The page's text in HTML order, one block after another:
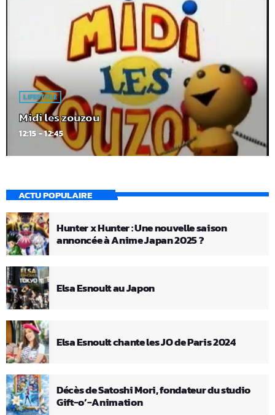
LIFESTYLE
Midi les zouzou
12:15 - 12:45
ACTU POPULAIRE
Hunter x Hunter : Une nouvelle saison
annoncée à Anime Japan 2025 ?
Elsa Esnoult au Japon
Elsa Esnoult chante les JO de Paris 2024
Décès de Satoshi Mori, fondateur du studio
Gift-o’-Animation